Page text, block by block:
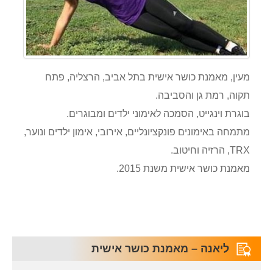
מעין, מאמנת כושר אישית בתל אביב, הרצליה, פתח
תקוה, רמת גן והסביבה.
בוגרת וינגייט, הסמכה לאימוני ילדים ומבוגרים.
מתמחה באימונים פונקציונליים, אירובי, אימון ילדים ונוער,
TRX, הרזיה וחיטוב.
מאמנת כושר אישית משנת 2015.
ליאנה – מאמנת כושר אישית